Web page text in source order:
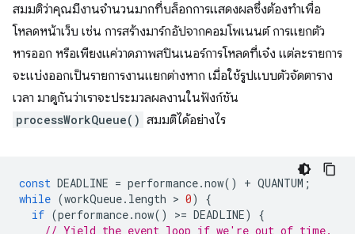
สมมติว่าคุณมีงานจำนวนมากที่บล็อกการแสดงผลซึ่งต้องทําเพื่อ
โหลดหน้าเว็บ เช่น การสร้างมาร์กอัปจากคอมโพเนนต์ การแยกตัว
หารออก หรือเพียงแค่วาดภาพสปินเนอร์การโหลดที่เจ๋ง แต่ละรายการ
จะแบ่งออกเป็นรายการงานแยกต่างหาก เมื่อใช้รูปแบบตัวจัดตาราง
เวลา มาดูกันว่าเราจะประมวลผลงานในฟังก์ชัน
processWorkQueue() สมมติได้อย่างไร
const DEADLINE = performance.now() + QUANTUM ;
while (workQueue. length > 0)
{
if (performance.now() >= DEADLINE)
{
// Yield the event loop if we're out of time.